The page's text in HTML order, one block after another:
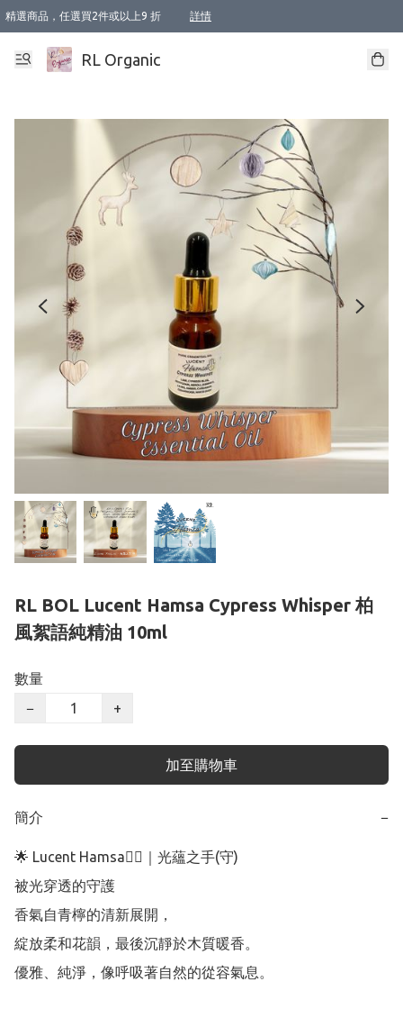
精選商品，任選買2件或以上9 折 詳情
XI周年優惠【新品自由選2件88折/3件85折】
XI周年優惠【Chakra 脈輪平衡自由選2件9折/3件85折/5件8折】
Florame 肌底自由選 2支9折 3支85折
XI周年優惠【蟲蟲退散 · 防衛結界﹞系列2件9折】
Sunki 任選2件95折
BIOFFICINA TOSCANA 任選2支9折 3支85折
Lamav 任選1件9折 2件85折
Mukti Organics 指定產品任選1件9折, 2件88折 3件85折
Intelligent Nutrients Skincare 任選2件9折
deodorant 任選2件88折
化妝品 任選2件95折
XI周年優惠【身心靈單品 任選2件9折/3件85折/5件8折】
XI周年優惠 【精油/香水 任選2件9折/3件85折/5件8折】
XI周年優惠【「關節到肌膚」全效養護 BODY OIL 組2件88折/3件85折】
XI周年優惠【夏日有機物理防曬套裝2件88折】
XI周年優惠【夏日潔面隨意選2件88折/3件85折】
XI周年優惠【逆齡奇蹟抗氧 11 自由選2件88折/3件85折/4件或以上8折】
新會員首次購物即享全單 95 折優惠！
成為VIP / VVIP 可享有生日月現金扣減獎賞優惠 !! 記得去賬户資料填上生日日期啦 !
選用順豐速運，滿$500 免運費
本地速遞 京東 送住宅/ 工商地址 $400 免運費
澳門訂單選用順豐速運，滿$800 免運費
RL Organic
RL BOL Lucent Hamsa Cypress Whisper 柏
風絮語純精油 10ml
數量
−
+
加至購物車
簡介 −
🌟 Lucent Hamsa✋🏻｜光蘊之手(守)
被光穿透的守護
香氣自青檸的清新展開，
綻放柔和花韻，最後沉靜於木質暖香。
優雅、純淨，像呼吸著自然的從容氣息。